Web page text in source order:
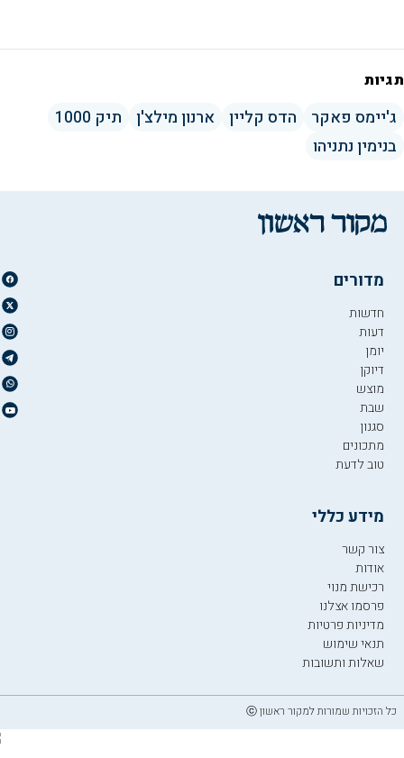
תגיות
ג'יימס פאקר הדס קליין ארנון מילצ'ן
תיק 1000
בנימין נתניהו
מדורים
חדשות
דעות
יומן
דיוקן
מוצש
שבת
סגנון
מתכונים
טוב לדעת
מידע כללי
צור קשר
אודות
רכישת מנוי
פרסמו אצלנו
מדיניות פרטיות
תנאי שימוש
שאלות ותשובות
כל הזכויות שמורות למקור ראשון ⓒ